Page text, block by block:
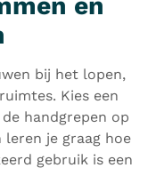
bij het lopen,
Kies een
handgrepen op
je graag hoe
gebruik is een